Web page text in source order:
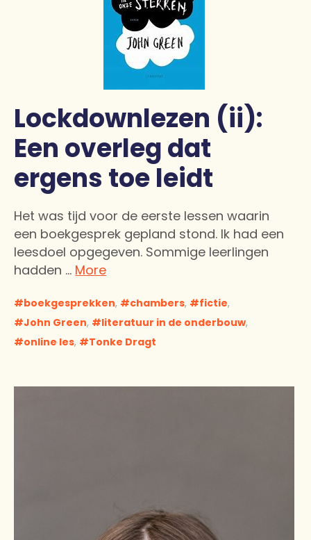
Lockdownlezen (ii):
Een overleg dat
ergens toe leidt
Het was tijd voor de eerste lessen waarin
een boekgesprek gepland stond. Ik had een
leesdoel opgegeven. Sommige leerlingen
hadden … More
boekgesprekken, chambers, fictie,
John Green, literatuur in de onderbouw,
online les, Tonke Dragt